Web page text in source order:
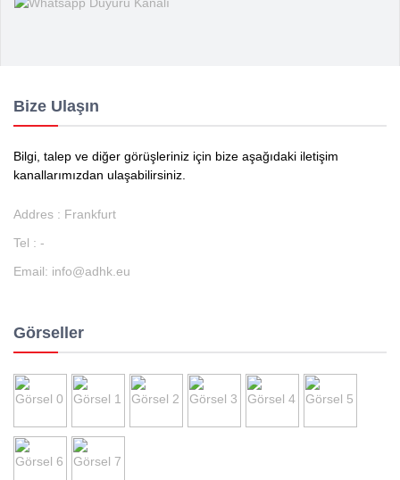
Bize Ulaşın
Bilgi, talep ve diğer görüşleriniz için bize aşağıdaki iletişim
kanallarımızdan ulaşabilirsiniz.
Addres : Frankfurt
Tel : -
Email: info@adhk.eu
Görseller